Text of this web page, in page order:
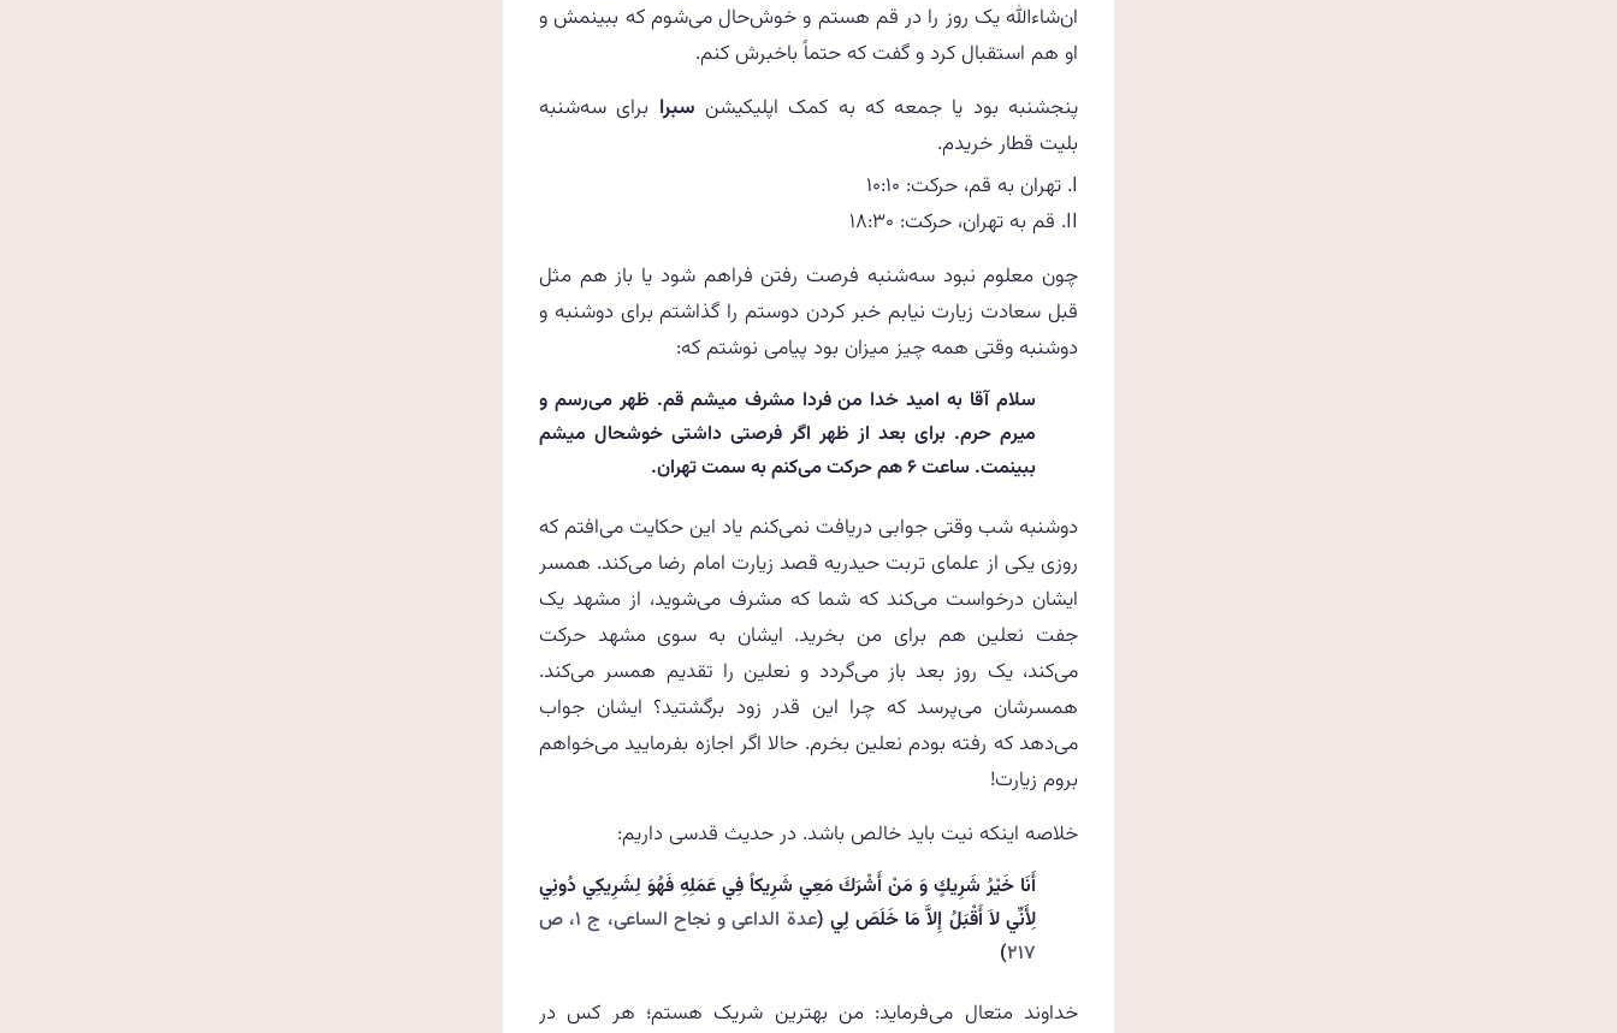
ان‌شاءالله یک روز را در قم هستم و خوش‌حال می‌شوم که ببینمش و
او هم استقبال کرد و گفت که حتماً باخبرش کنم.
پنجشنبه بود یا جمعه که به کمک اپلیکیشن سبرا برای سه‌شنبه
بلیت قطار خریدم.
تهران به قم، حرکت: ۱۰:۱۰
قم به تهران، حرکت: ۱۸:۳۰
چون معلوم نبود سه‌شنبه فرصت رفتن فراهم شود یا باز هم مثل
قبل سعادت زیارت نیابم خبر کردن دوستم را گذاشتم برای دوشنبه و
دوشنبه وقتی همه چیز میزان بود پیامی نوشتم که:
سلام آقا به امید خدا من فردا مشرف میشم قم. ظهر می‌رسم و
میرم حرم. برای بعد از ظهر اگر فرصتی داشتی خوشحال میشم
ببینمت. ساعت ۶ هم حرکت می‌کنم به سمت تهران.
دوشنبه شب وقتی جوابی دریافت نمی‌کنم یاد این حکایت می‌افتم که
روزی یکی از علمای تربت حیدریه قصد زیارت امام رضا می‌کند. همسر
ایشان درخواست می‌کند که شما که مشرف می‌شوید، از مشهد یک
جفت نعلین هم برای من بخرید. ایشان به سوی مشهد حرکت
می‌کند، یک روز بعد باز می‌گردد و نعلین را تقدیم همسر می‌کند.
همسرشان می‌پرسد که چرا این قدر زود برگشتید؟ ایشان جواب
می‌دهد که رفته بودم نعلین بخرم. حالا اگر اجازه بفرمایید می‌خواهم
بروم زیارت!
خلاصه اینکه نیت باید خالص باشد. در حدیث قدسی داریم:
أَنَا خَيْرُ شَرِيكٍ وَ مَنْ أَشْرَكَ مَعِي شَرِيكاً فِي عَمَلِهِ فَهُوَ لِشَرِيكِي دُونِي
لِأَنِّي لاَ أَقْبَلُ إِلاَّ مَا خَلَصَ لِي (
عدة‌ الداعی و نجاح الساعی، ج ۱، ص
۲۱۷)
خداوند متعال می‌فرماید: من بهترین شريک هستم؛ هر كس در